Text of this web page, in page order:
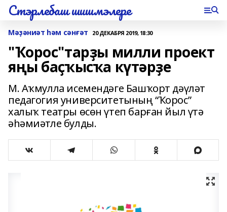
Стэрлебаш шишмэлере
Мәҙәниәт һәм сәнғәт 20 ДЕКАБРЯ 2019, 18:30
"Ҡорос"тарҙы милли проект
яңы баҫҡысҡа күтәрҙе
М. Аҡмулла исемендәге Башҡорт дәүләт
педагогия университетының “Ҡорос”
халыҡ театры өсөн үтеп барған йыл үтә
әһәмиәтле булды.